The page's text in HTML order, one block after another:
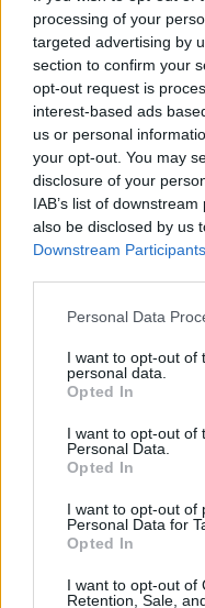
processing of your
targeted advertising by
section to confirm your
opt-out request is
interest-based ads
us or personal
your opt-out. You may
disclosure of your
IAB’s list of
also be disclosed by us
Downstream Participants
Personal Data
I want to opt-out of
personal data.
Opted In
I want to opt-out of
Personal Data.
Opted In
I want to opt-out of
Personal Data for
Opted In
I want to opt-out of
Retention, Sale,
ELŐFIZETŐI
Az Arago 10
Portfolio
2001. december 14. 08:21
A tervek szerint ma
kuratóriuma az Arago
Hotels Rt. 49%-os
Népszabadság. A
már az Arago csoport
vételár jelentős részét
KEDVES
A keresett cikk a
tartozik, melynek
regisztrációhoz
Portfolio.hu